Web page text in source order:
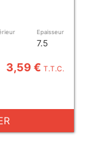
Epaisseur
7.5
3,59 €T.T.C.